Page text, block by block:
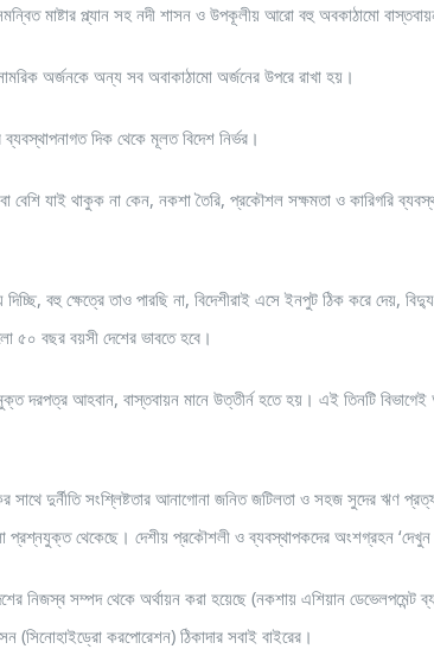
মাষ্টার প্ল্যান সহ নদী শাসন ও উপকূলীয় আরো বহু অবকাঠামো
অর্জনকে অন্য সব অবাকাঠামো অর্জনের উপরে রাখা হয়।
ব্যবস্থাপনাগত দিক থেকে মূলত বিদেশ নির্ভর।
বেশি যাই থাকুক না কেন, নকশা তৈরি, প্রকৌশল সক্ষমতা ও কারিগরি
বহু ক্ষেত্রে তাও পারছি না, বিদেশীরাই এসে ইনপুট ঠিক করে দেয়,
৫০ বছর বয়সী দেশের ভাবতে হবে।
দরপত্র আহবান, বাস্তবায়ন মানে উত্তীর্ন হতে হয়। এই তিনটি বিভাগেই
দুর্নীতি সংশ্লিষ্টতার আনাগোনা জনিত জটিলতা ও সহজ সুদের ঋণ
থেকেছে। দেশীয় প্রকৌশলী ও ব্যবস্থাপকদের অংশগ্রহন ‘দেখুন
নিজস্ব সম্পদ থেকে অর্থায়ন করা হয়েছে (নকশায় এশিয়ান
(সিনোহাইড্রো করপোরেশন) ঠিকাদার সবাই বাইরের।